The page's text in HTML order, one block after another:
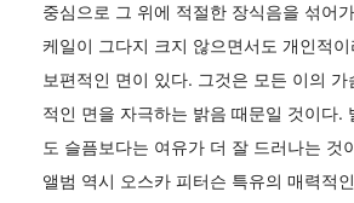
중심으로 그 위에 적절한 장식음을 섞어
케일이 그다지 크지 않으면서도 개인적
보편적인 면이 있다. 그것은 모든 이의 가
적인 면을 자극하는 밝음 때문일 것이다.
도 슬픔보다는 여유가 더 잘 드러나는 것
앨범 역시 오스카 피터슨 특유의 매력적